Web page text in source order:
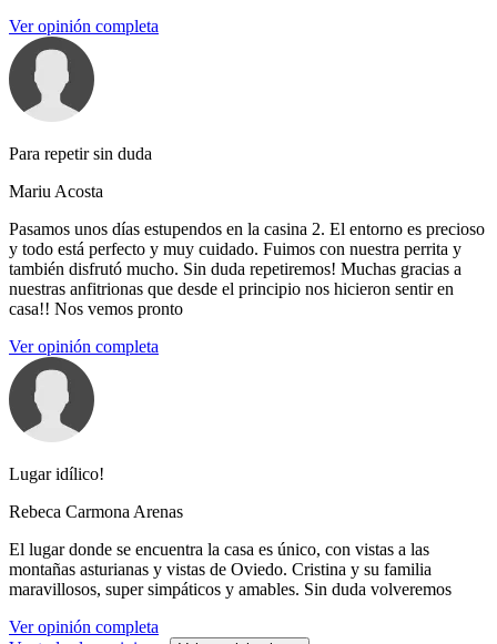
Ver opinión completa
Para repetir sin duda
Mariu Acosta
Pasamos unos días estupendos en la casina 2. El entorno es precioso
y todo está perfecto y muy cuidado. Fuimos con nuestra perrita y
también disfrutó mucho. Sin duda repetiremos! Muchas gracias a
nuestras anfitrionas que desde el principio nos hicieron sentir en
casa!! Nos vemos pronto
Ver opinión completa
Lugar idílico!
Rebeca Carmona Arenas
El lugar donde se encuentra la casa es único, con vistas a las
montañas asturianas y vistas de Oviedo. Cristina y su familia
maravillosos, super simpáticos y amables. Sin duda volveremos
Ver opinión completa